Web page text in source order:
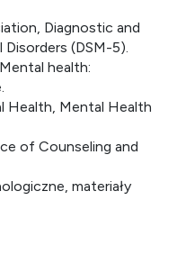
Diagnostic and
(DSM-5).
health:
Mental Health
of Counseling and
materiały